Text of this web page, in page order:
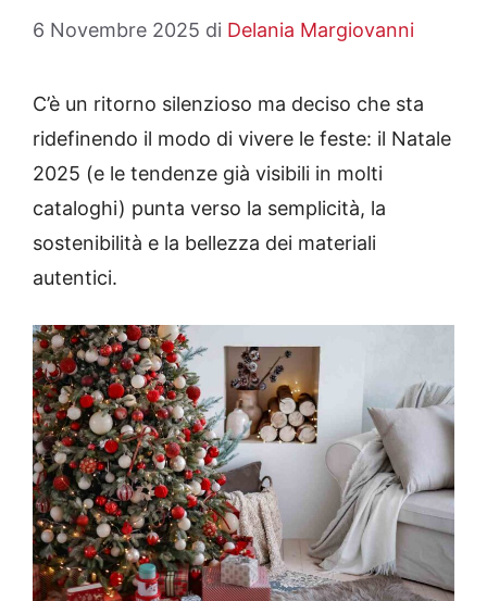
6 Novembre 2025 di Delania Margiovanni
C’è un ritorno silenzioso ma deciso che sta
ridefinendo il modo di vivere le feste: il Natale
2025 (e le tendenze già visibili in molti
cataloghi) punta verso la semplicità, la
sostenibilità e la bellezza dei materiali
autentici.